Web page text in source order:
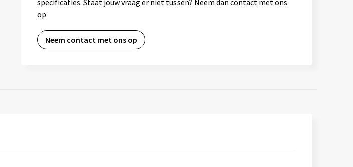
specificaties. Staat jouw vraag er niet tussen? Neem dan contact met ons
op
Neem contact met ons op